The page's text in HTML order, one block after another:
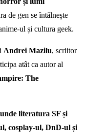
de gen se întâlnește
ul și cultura geek.
Andrei Mazilu, scriitor
atât ca autor al
The
literatura SF și
cosplay-ul, DnD-ul și